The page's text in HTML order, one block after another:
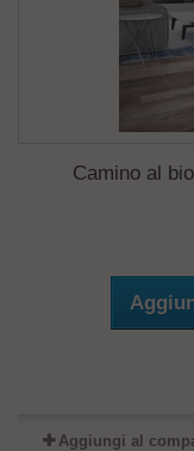
Camino al
Aggiungi al